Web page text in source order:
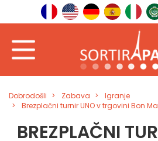
Dobrodošli Zabava
Igranje
Brezplačni turnir UNO v trgovini Bon
BREZPLAČNI